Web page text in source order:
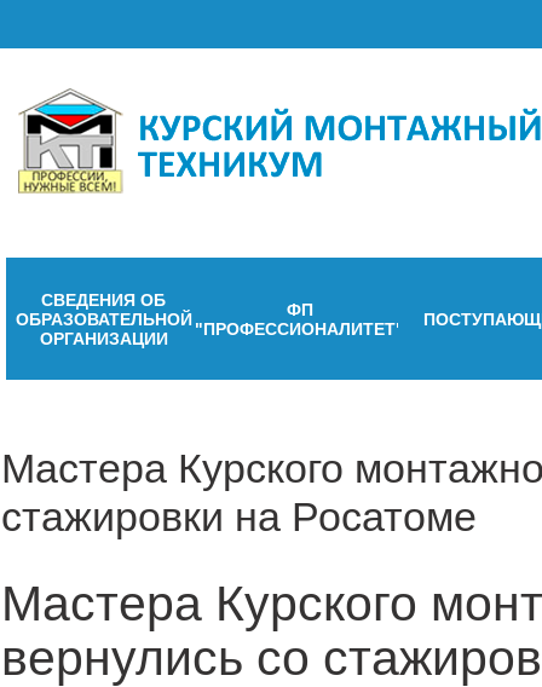
СВЕДЕНИЯ ОБ
ОБРАЗОВАТЕЛЬНОЙ
ОРГАНИЗАЦИИ
ФП
"ПРОФЕССИОНАЛИТЕТ"
Мастера Курского
стажировки на Росатоме
Мастера Курского
вернулись со